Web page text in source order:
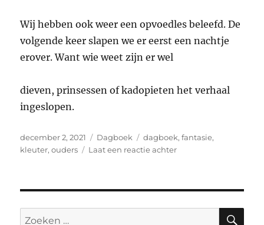
Wij hebben ook weer een opvoedles beleefd. De
volgende keer slapen we er eerst een nachtje
erover. Want wie weet zijn er wel
dieven, prinsessen of kadopieten het verhaal
ingeslopen.
Geplaatst
op
december 2, 2021 Categorieën
Dagboek Tags
dagboek,fantasie,
kleuter,ouders Laat een reactie achterop
niet
Zoeken